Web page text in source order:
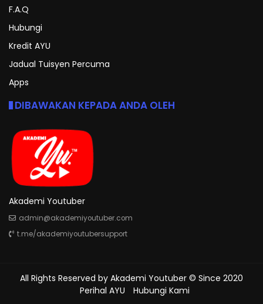
F.A.Q
Hubungi
Kredit AYU
Jadual Tuisyen Percuma
Apps
DIBAWAKAN KEPADA ANDA OLEH
Akademi Youtuber
admin@akademiyoutuber.com
t.me/akademiyoutubersupport
All Rights Reserved by Akademi Youtuber © Since 2020
Perihal AYU
Hubungi Kami